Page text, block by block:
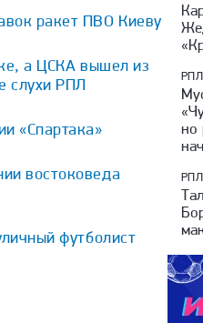
ракет ПВО Киеву
а ЦСКА вышел из
слухи РПЛ
«Спартака»
востоковеда
футболист
РПЛ
но
РПЛ